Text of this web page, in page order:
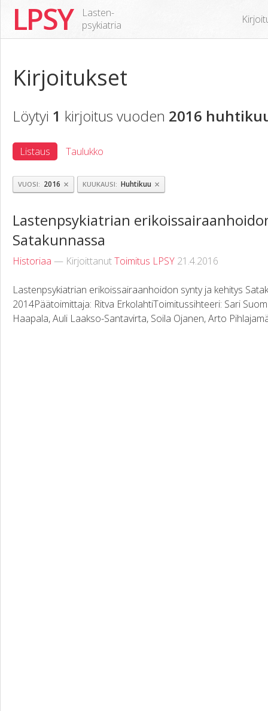
LPSY
Lasten-
psykiatria
Kirjoitukset
Löytyi 1 kirjoitus vuoden 2016
Listaus Taulukko
VUOSI 2016 × KUUKAUSI Huhtikuu ×
Lastenpsykiatrian
Satakunnassa
Historiaa — KirjoittanutToimitus LPSY 21.4.2016
Lastenpsykiatrian erikoissairaanhoidon synty ja kehitys
2014Päätoimittaja: Ritva ErkolahtiToimitussihteeri: Sari
Haapala, Auli Laakso-Santavirta, Soila Ojanen, Arto